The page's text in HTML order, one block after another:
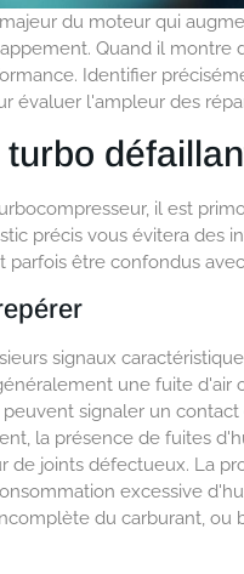
du moteur qui
Quand il montre
Identifier
évaluer l'ampleur des
il est
précis vous évitera des
être confondus
signaux
une fuite d'air
signaler un
la présence de fuites
de joints défectueux. La
excessive
du carburant, ou